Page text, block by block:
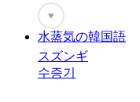
♥
水蒸気の韓国語
スズンギ
수증기